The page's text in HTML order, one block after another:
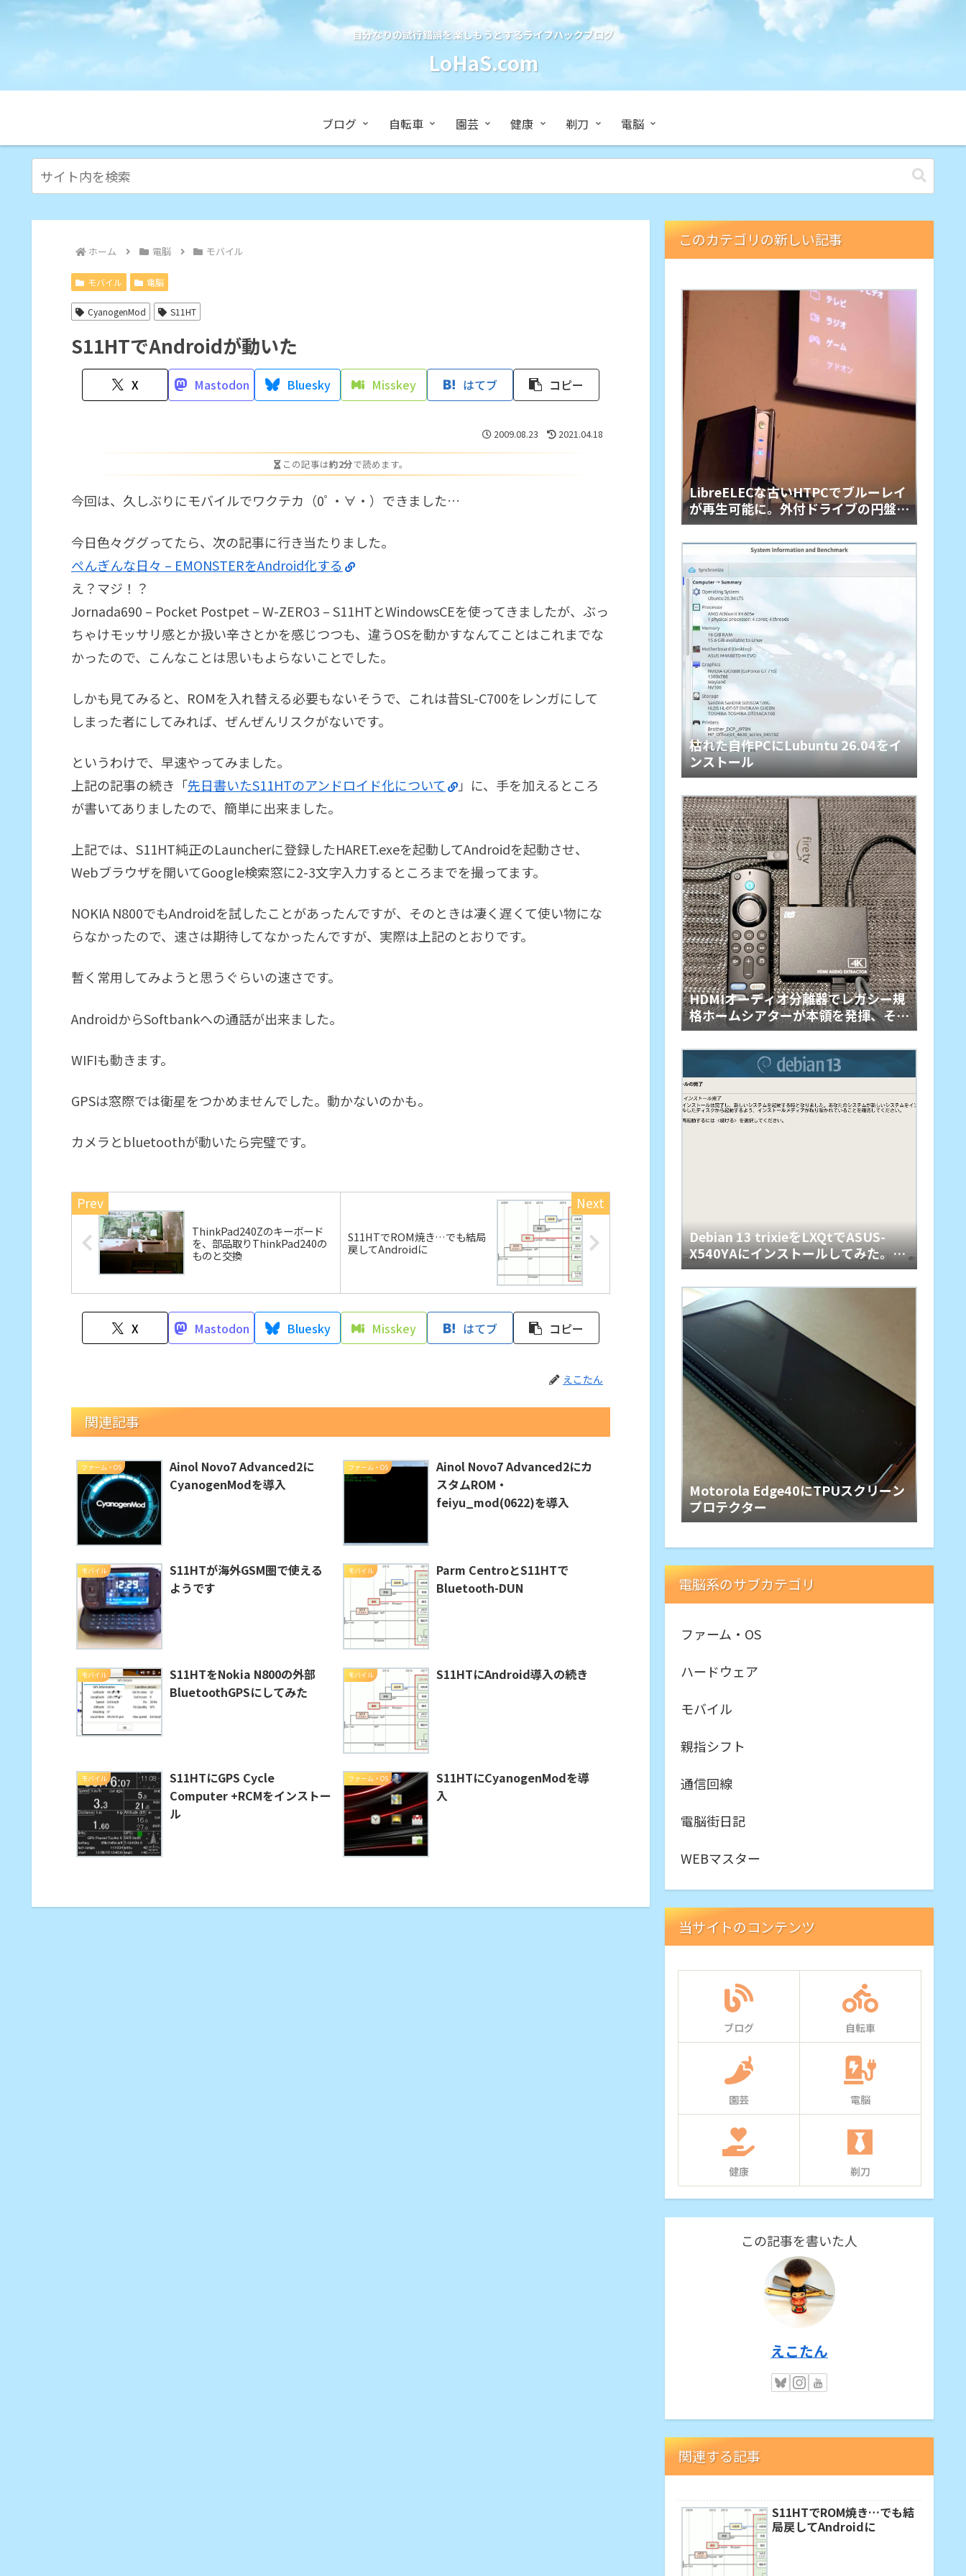
自分なりの試行錯誤を楽しもうとするライフハックブログ
LoHaS.com
ブログ 自転車 園芸 健康 剃刀 電脳
ホーム 電脳 モバイル
モバイル 電脳
CyanogenMod S11HT
S11HTでAndroidが動いた
X Mastodon Bluesky Misskey はてブ コピー
2009.08.23 2021.04.18
この記事は約2分で読めます。
今回は、久しぶりにモバイルでワクテカ（0ﾟ・∀・）できました…
今日色々ググってたら、次の記事に行き当たりました。
ぺんぎんな日々 – EMONSTERをAndroid化する
え？マジ！？
Jornada690 – Pocket Postpet – W-ZERO3 – S11HTとWindowsCEを使ってきましたが、ぶっ
ちゃけモッサリ感とか扱い辛さとかを感じつつも、違うOSを動かすなんてことはこれまでな
かったので、こんなことは思いもよらないことでした。
しかも見てみると、ROMを入れ替える必要もないそうで、これは昔SL-C700をレンガにして
しまった者にしてみれば、ぜんぜんリスクがないです。
というわけで、早速やってみました。
上記の記事の続き「先日書いたS11HTのアンドロイド化について
」に、手を加えるところ
が書いてありましたので、簡単に出来ました。
上記では、S11HT純正のLauncherに登録したHARET.exeを起動してAndroidを起動させ、
Webブラウザを開いてGoogle検索窓に2-3文字入力するところまでを撮ってます。
NOKIA N800でもAndroidを試したことがあったんですが、そのときは凄く遅くて使い物にな
らなかったので、速さは期待してなかったんですが、実際は上記のとおりです。
暫く常用してみようと思うぐらいの速さです。
AndroidからSoftbankへの通話が出来ました。
WIFIも動きます。
GPSは窓際では衛星をつかめませんでした。動かないのかも。
カメラとbluetoothが動いたら完璧です。
ThinkPad240Zのキーボード
を、部品取りThinkPad240の
ものと交換
S11HTでROM焼き…でも結局
戻してAndroidに
X Mastodon Bluesky Misskey はてブ コピー
えこたん
関連記事
ファーム・OS
Ainol Novo7 Advanced2に
CyanogenModを導入
ファーム・OS
Ainol Novo7 Advanced2にカ
スタムROM・
feiyu_mod(0622)を導入
モバイル
S11HTが海外GSM圏で使える
ようです
モバイル
Parm CentroとS11HTで
Bluetooth-DUN
モバイル
S11HTをNokia N800の外部
BluetoothGPSにしてみた
モバイル S11HTにAndroid導入の続き
モバイル
S11HTにGPS Cycle
Computer +RCMをインストー
ル
ファーム・OS
S11HTにCyanogenModを導
入
このカテゴリの新しい記事
LibreELECな古いHTPCでブルーレイ
が再生可能に。外付ドライブの円盤再
生用「艦橋」という余生
枯れた自作PCにLubuntu 26.04をイ
ンストール
HDMIオーディオ分離器でレガシー規
格ホームシアターが本領を発揮、その
旋律に戦慄
Debian 13 trixieをLXQtでASUS-
X540YAにインストールしてみた。懐
かしくて軽快
Motorola Edge40にTPUスクリーン
プロテクター
電脳系のサブカテゴリ
ファーム・OS
ハードウェア
モバイル
親指シフト
通信回線
電脳街日記
WEBマスター
当サイトのコンテンツ
ブログ 自転車
園芸 電脳
健康 剃刀
この記事を書いた人
えこたん
関連する記事
S11HTでROM焼き…でも結
局戻してAndroidに